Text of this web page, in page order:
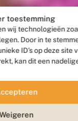
toestemming
wij technologieën
Door in te
ID's op deze site
kan dit een